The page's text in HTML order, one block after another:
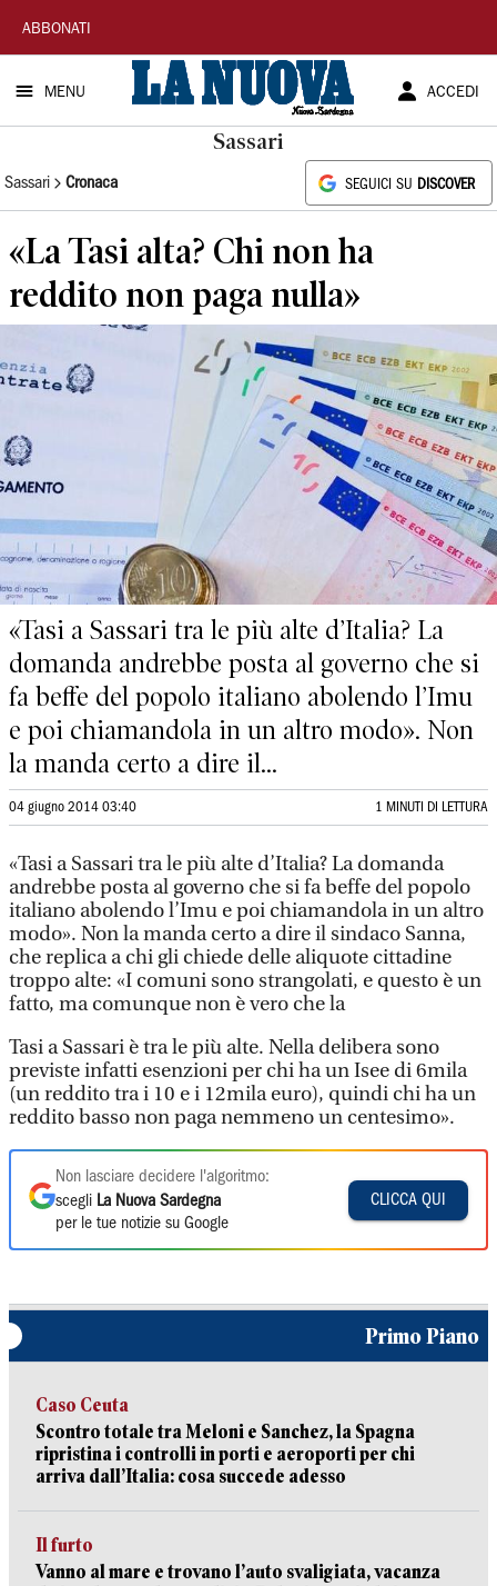
La
Nuova
Sardegna
ABBONATI
MENU ACCEDI
Sassari
Sassari Cronaca SEGUICI SU DISCOVER
«La Tasi alta? Chi non ha
reddito non paga nulla»
«Tasi a Sassari tra le più alte d’Italia? La
domanda andrebbe posta al governo che si
fa beffe del popolo italiano abolendo l’Imu
e poi chiamandola in un altro modo». Non
la manda certo a dire il...
04 giugno 2014 03:40 1 MINUTI DI LETTURA
«Tasi a Sassari tra le più alte d’Italia? La domanda
andrebbe posta al governo che si fa beffe del popolo
italiano abolendo l’Imu e poi chiamandola in un altro
modo». Non la manda certo a dire il sindaco Sanna,
che replica a chi gli chiede delle aliquote cittadine
troppo alte: «I comuni sono strangolati, e questo è un
fatto, ma comunque non è vero che la
Tasi a Sassari è tra le più alte. Nella delibera sono
previste infatti esenzioni per chi ha un Isee di 6mila
(un reddito tra i 10 e i 12mila euro), quindi chi ha un
reddito basso non paga nemmeno un centesimo».
Non lasciare decidere l'algoritmo:
scegli La Nuova Sardegna
per le tue notizie su Google
CLICCA QUI
Primo Piano
Caso Ceuta
Scontro totale tra Meloni e Sanchez, la Spagna
ripristina i controlli in porti e aeroporti per chi
arriva dall’Italia: cosa succede adesso
Il furto
Vanno al mare e trovano l’auto svaligiata, vacanza